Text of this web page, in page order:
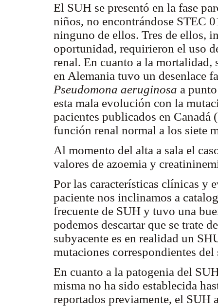
El SUH se presentó en la fase
niños, no encontrándose STEC
ninguno de ellos. Tres de ellos,
oportunidad, requirieron el uso
renal. En cuanto a la
en Alemania tuvo un desenlace
Pseudomona aeruginosa a
esta mala evolución con la
pacientes publicados en
función renal normal a los siete
Al momento del alta a sala el
valores de azoemia y
Por las características clínicas y
paciente nos inclinamos a
frecuente de SUH y tuvo una
podemos descartar que se trate
subyacente es en realidad un
mutaciones correspondientes
En cuanto a la patogenia del
misma no ha sido establecida
reportados previamente, el SUH